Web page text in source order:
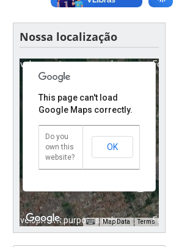
Nossa localização
For
For
For development purposes only
For development purposes only
Map Data Terms
This page can't load
Google Maps correctly.
Do you
own this
website?
OK